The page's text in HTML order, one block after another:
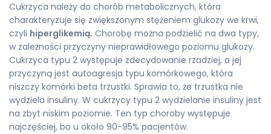
Cukrzyca należy do chorób metabolicznych, która
charakteryzuje się zwiększonym stężeniem glukozy we krwi,
czyli hiperglikemią. Chorobę można podzielić na dwa typy,
w zależności przyczyny nieprawidłowego poziomu glukozy.
Cukrzyca typu 2 występuje zdecydowanie rzadziej, a jej
przyczyną jest autoagresja typu komórkowego, która
niszczy komórki beta trzustki. Sprawia to, że trzustka nie
wydziela insuliny. W cukrzycy typu 2 wydzielanie insuliny jest
na zbyt niskim poziomie. Ten typ choroby występuje
najczęściej, bo u około 90-95% pacjentów.